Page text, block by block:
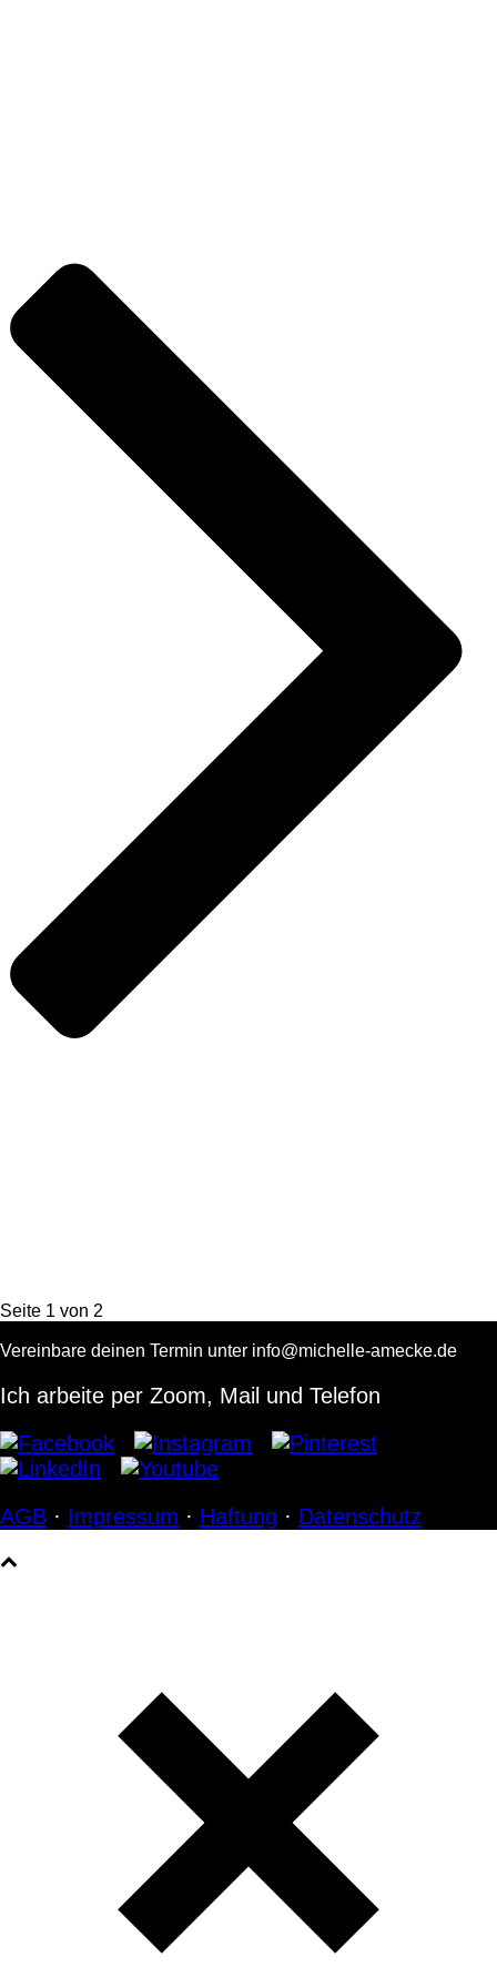
Seite 1 von 2
Vereinbare deinen Termin unter info@michelle-amecke.de
Ich arbeite per Zoom, Mail und Telefon
AGB · Impressum · Haftung · Datenschutz